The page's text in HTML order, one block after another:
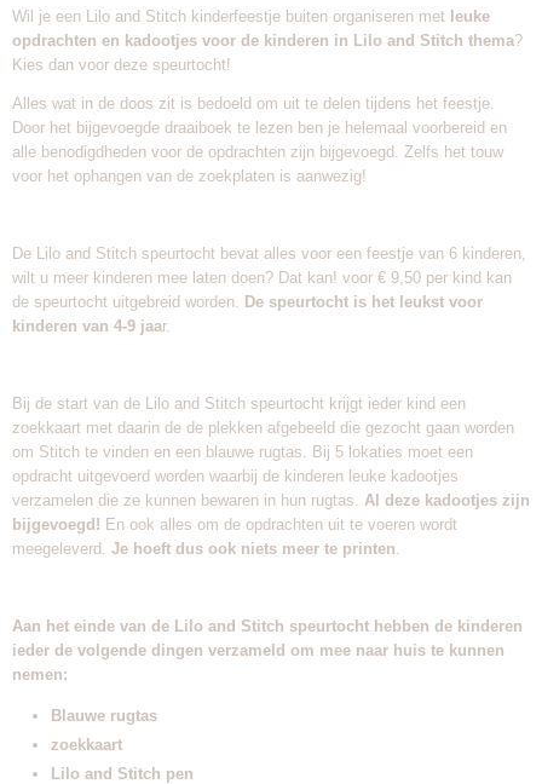
Wil je een Lilo and Stitch kinderfeestje buiten organiseren met leuke
opdrachten en kadootjes voor de kinderen in Lilo and Stitch thema?
Kies dan voor deze speurtocht!
Alles wat in de doos zit is bedoeld om uit te delen tijdens het feestje.
Door het bijgevoegde draaiboek te lezen ben je helemaal voorbereid en
alle benodigdheden voor de opdrachten zijn bijgevoegd. Zelfs het touw
voor het ophangen van de zoekplaten is aanwezig!
De Lilo and Stitch speurtocht bevat alles voor een feestje van 6 kinderen,
wilt u meer kinderen mee laten doen? Dat kan! voor € 9,50 per kind kan
de speurtocht uitgebreid worden. De speurtocht is het leukst voor
kinderen van 4-9 jaar.
Bij de start van de Lilo and Stitch speurtocht krijgt ieder kind een
zoekkaart met daarin de de plekken afgebeeld die gezocht gaan worden
om Stitch te vinden en een blauwe rugtas. Bij 5 lokaties moet een
opdracht uitgevoerd worden waarbij de kinderen leuke kadootjes
verzamelen die ze kunnen bewaren in hun rugtas. Al deze kadootjes zijn
bijgevoegd! En ook alles om de opdrachten uit te voeren wordt
meegeleverd. Je hoeft dus ook niets meer te printen.
Aan het einde van de Lilo and Stitch speurtocht hebben de kinderen
ieder de volgende dingen verzameld om mee naar huis te kunnen
nemen:
Blauwe rugtas
zoekkaart
Lilo and Stitch pen